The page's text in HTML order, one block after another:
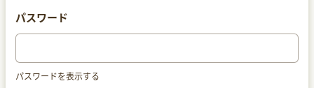
パスワード
パスワードを表示する